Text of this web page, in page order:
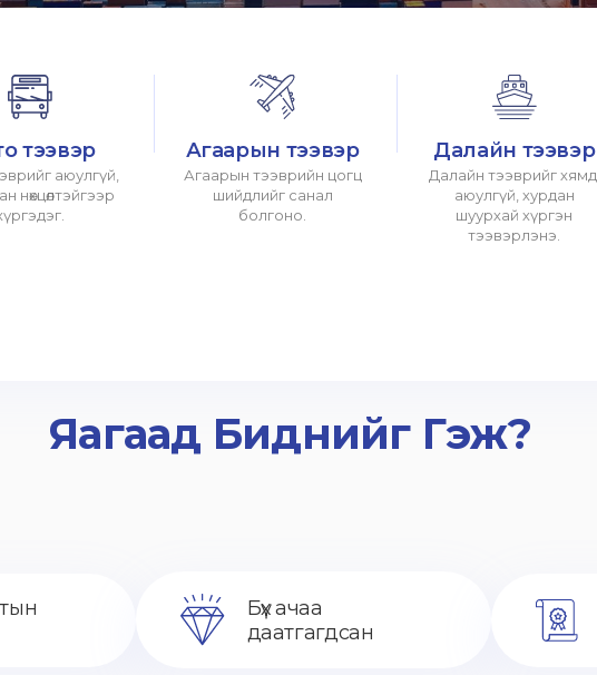
тээвэр
аюулгүй,
нөхцөлтэйгээр
Агаарын тээвэр
Агаарын тээврийн цогц
шийдлийг санал
болгоно.
Далайн тээвэр
Далайн тээврийг хямд,
аюулгүй, хурдан
шуурхай хүргэн
тээвэрлэнэ.
Яагаад Биднийг Гэж?
Бүх ачаа
даатгагдсан